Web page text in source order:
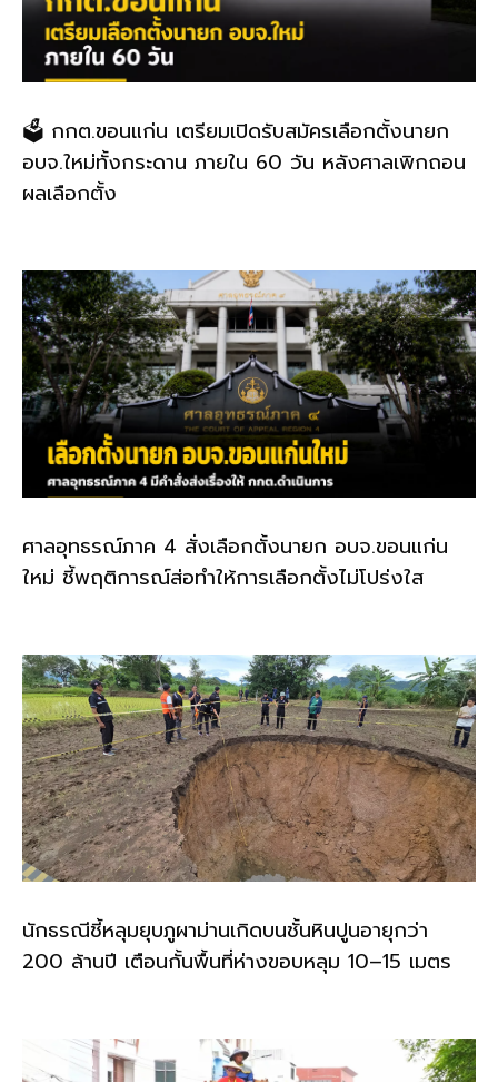
🗳️ กกต.ขอนแก่น เตรียมเปิดรับสมัครเลือกตั้งนายก
อบจ.ใหม่ทั้งกระดาน ภายใน 60 วัน หลังศาลเพิกถอน
ผลเลือกตั้ง
ศาลอุทธรณ์ภาค 4 สั่งเลือกตั้งนายก อบจ.ขอนแก่น
ใหม่ ชี้พฤติการณ์ส่อทำให้การเลือกตั้งไม่โปร่งใส
นักธรณีชี้หลุมยุบภูผาม่านเกิดบนชั้นหินปูนอายุกว่า
200 ล้านปี เตือนกั้นพื้นที่ห่างขอบหลุม 10–15 เมตร